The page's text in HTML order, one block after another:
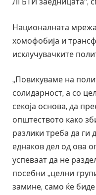
Националната
хомофобија и
исклучувачките
„Повикуваме на
солидарност, а со
секоја основа, да
општеството како
разлики треба да ги
еднаков дел од ова
успеваат да не
посебни „целни
замине, само ќе